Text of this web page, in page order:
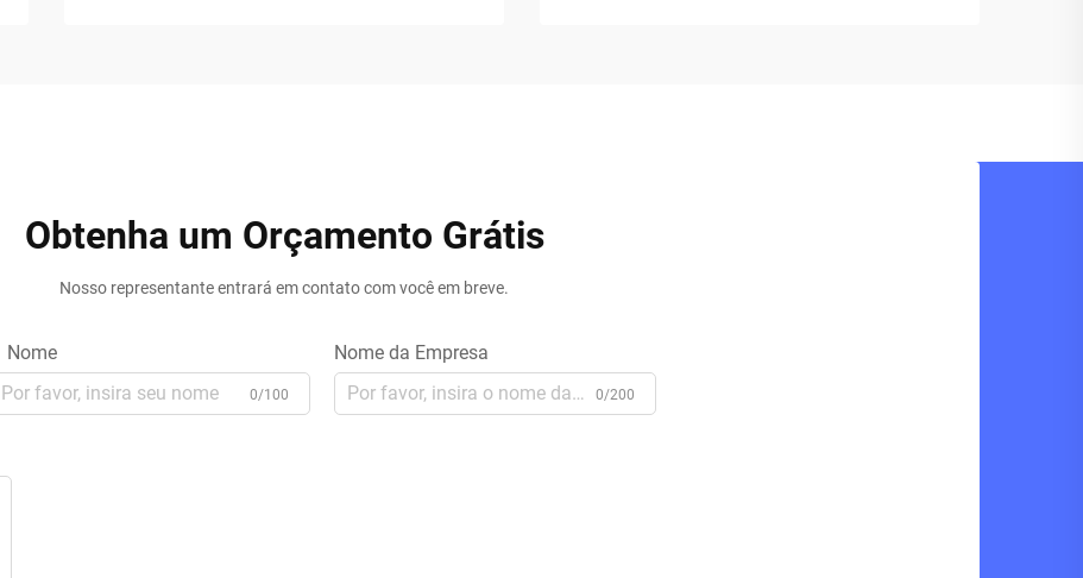
Obtenha um Orçamento Grátis
Nosso representante entrará em contato com você em breve.
Nome
0/100
Nome da Empresa
0/200